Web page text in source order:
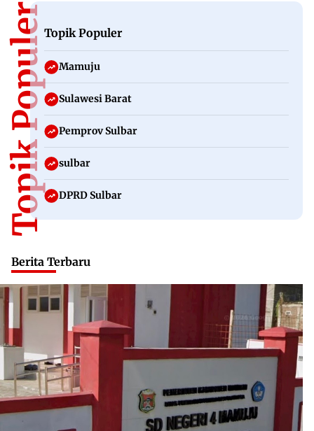
Topik PopulerTopik Populer
Mamuju
Sulawesi Barat
Pemprov Sulbar
sulbar
DPRD Sulbar
Berita Terbaru